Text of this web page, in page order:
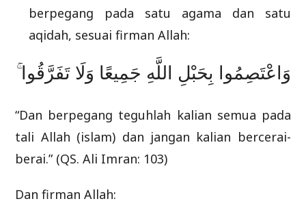
berpegang pada satu agama dan satu
aqidah, sesuai firman Allah:
وَاعْتَصِمُوا بِحَبْلِ اللَّهِ جَمِيعًا وَلَا تَفَرَّقُوا ۚ
“Dan berpegang teguhlah kalian semua pada
tali Allah (islam) dan jangan kalian bercerai-
berai.” (QS. Ali Imran: 103)
Dan firman Allah: